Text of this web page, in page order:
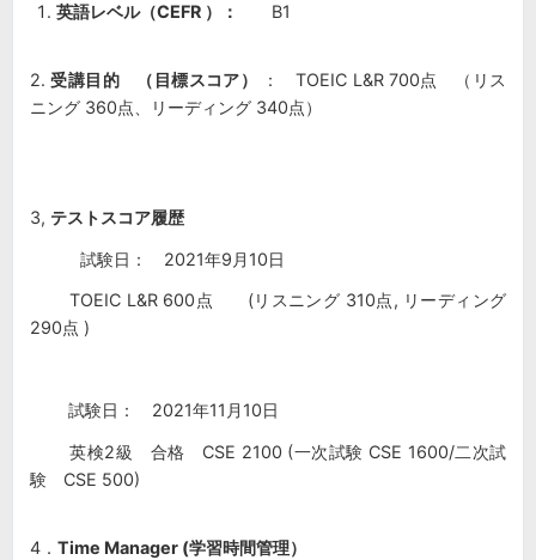
英語レベル（CEFR ）： B1
2.受講目的 （目標スコア）
： TOEIC L&R 700点 （リス
ニング 360点、リーディング 340点）
3, テストスコア履歴
試験日： 2021年9月10日
TOEIC L&R 600点 (リスニング 310点, リーディング
290点 )
試験日： 2021年11月10日
英検2級 合格 CSE 2100 (一次試験 CSE 1600/二次試
験 CSE 500)
4． Time Manager (学習時間管理）